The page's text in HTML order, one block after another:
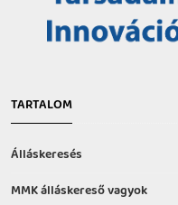
TARTALOM
Álláskeresés
MMK álláskereső vagyok